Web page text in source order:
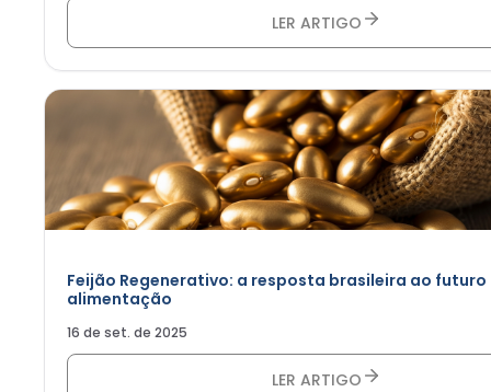
LER ARTIGO
Feijão Regenerativo: a resposta brasileira ao futuro
alimentação
16 de set. de 2025
LER ARTIGO